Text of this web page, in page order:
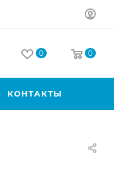
0 0
КОНТАКТЫ